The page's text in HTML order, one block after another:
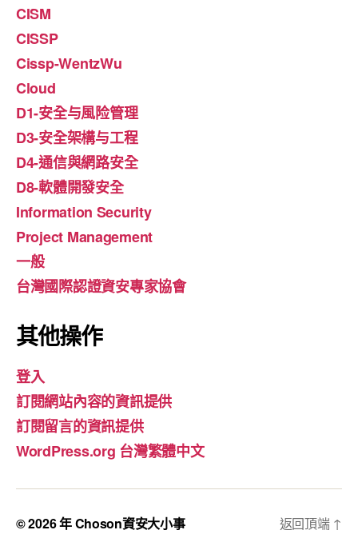
CISM
CISSP
Cissp-WentzWu
Cloud
D1-安全与風险管理
D3-安全架構与工程
D4-通信與網路安全
D8-軟體開發安全
Information Security
Project Management
一般
台灣國際認證資安專家協會
其他操作
登入
訂閱網站內容的資訊提供
訂閱留言的資訊提供
WordPress.org 台灣繁體中文
© 2026 年Choson資安大小事 返回頂端 ↑